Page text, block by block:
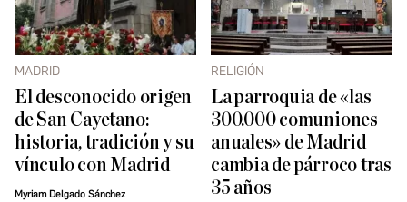
MADRID
El desconocido origen
de San Cayetano:
historia, tradición y su
vínculo con Madrid
Myriam Delgado Sánchez
RELIGIÓN
La parroquia de «las
300.000 comuniones
anuales» de Madrid
cambia de párroco tras
35 años